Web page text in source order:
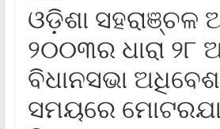
ଓଡ଼ିଶା ସହରାଞ୍ଚଳ
୨୦୦୩ର ଧାରା ୨୮
ବିଧାନସଭା
ସମୟରେ